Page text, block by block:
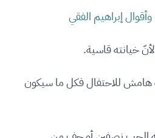
إبراهيم الفقي
خيانته قاسية.
هامش للاحتفال فكل ما سيكون